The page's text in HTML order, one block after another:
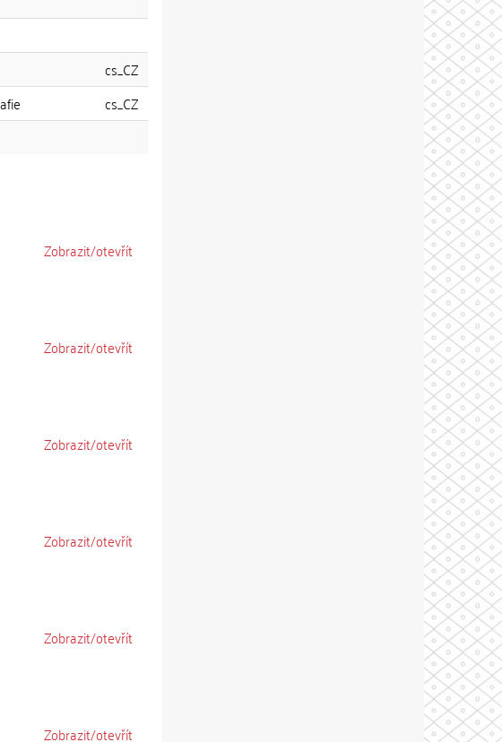
cs_CZ
cs_CZ
Zobrazit/otevřít
Zobrazit/otevřít
Zobrazit/otevřít
Zobrazit/otevřít
Zobrazit/otevřít
Zobrazit/otevřít